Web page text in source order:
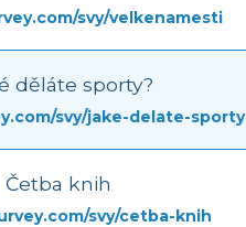
svy/velkenamesti
děláte sporty?
svy/jake-delate-sporty
Četba knih
svy/cetba-knih